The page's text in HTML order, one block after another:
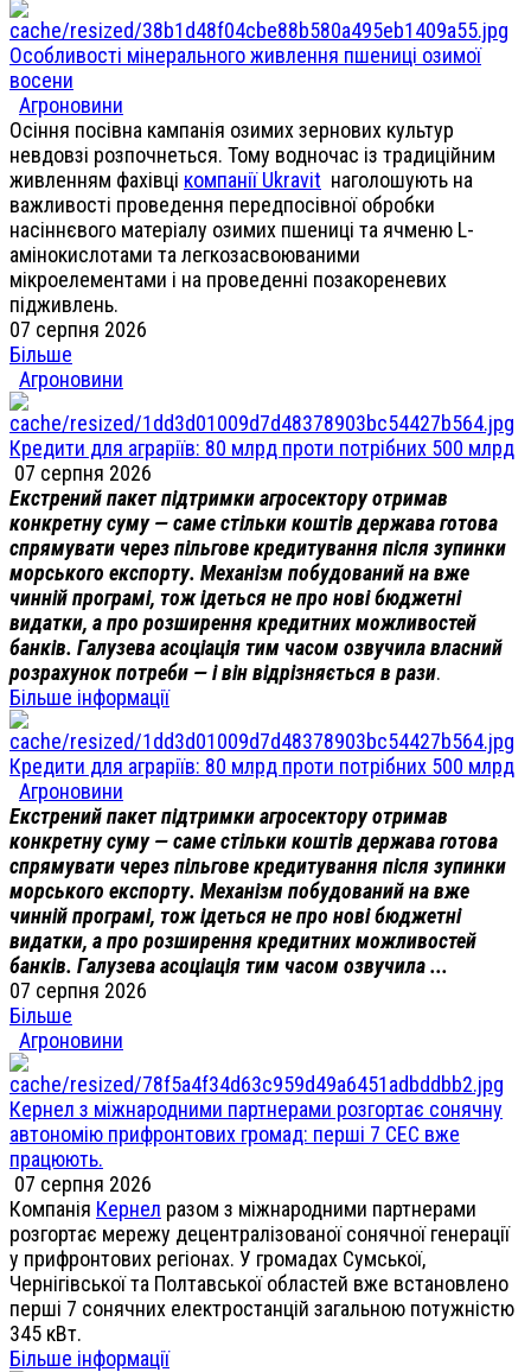
Особливості мінерального живлення пшениці озимої
восени
Агроновини
Осіння посівна кампанія озимих зернових культур
невдовзі розпочнеться. Тому водночас із традиційним
живленням фахівці компанії Ukravit наголошують на
важливості проведення передпосівної обробки
насіннєвого матеріалу озимих пшениці та ячменю L-
амінокислотами та легкозасвоюваними
мікроелементами і на проведенні позакореневих
підживлень.
07 серпня 2026
Більше
Агроновини
Кредити для аграріїв: 80 млрд проти потрібних 500 млрд
07 серпня 2026
Екстрений пакет підтримки агросектору отримав
конкретну суму — саме стільки коштів держава готова
спрямувати через пільгове кредитування після зупинки
морського експорту. Механізм побудований на вже
чинній програмі, тож ідеться не про нові бюджетні
видатки, а про розширення кредитних можливостей
банків. Галузева асоціація тим часом озвучила власний
розрахунок потреби — і він відрізняється в рази.
Більше інформації
Кредити для аграріїв: 80 млрд проти потрібних 500 млрд
Агроновини
Екстрений пакет підтримки агросектору отримав
конкретну суму — саме стільки коштів держава готова
спрямувати через пільгове кредитування після зупинки
морського експорту. Механізм побудований на вже
чинній програмі, тож ідеться не про нові бюджетні
видатки, а про розширення кредитних можливостей
банків. Галузева асоціація тим часом озвучила ...
07 серпня 2026
Більше
Агроновини
Кернел з міжнародними партнерами розгортає сонячну
автономію прифронтових громад: перші 7 СЕС вже
працюють.
07 серпня 2026
Компанія Кернел разом з міжнародними партнерами
розгортає мережу децентралізованої сонячної генерації
у прифронтових регіонах. У громадах Сумської,
Чернігівської та Полтавської областей вже встановлено
перші 7 сонячних електростанцій загальною потужністю
345 кВт.
Більше інформації